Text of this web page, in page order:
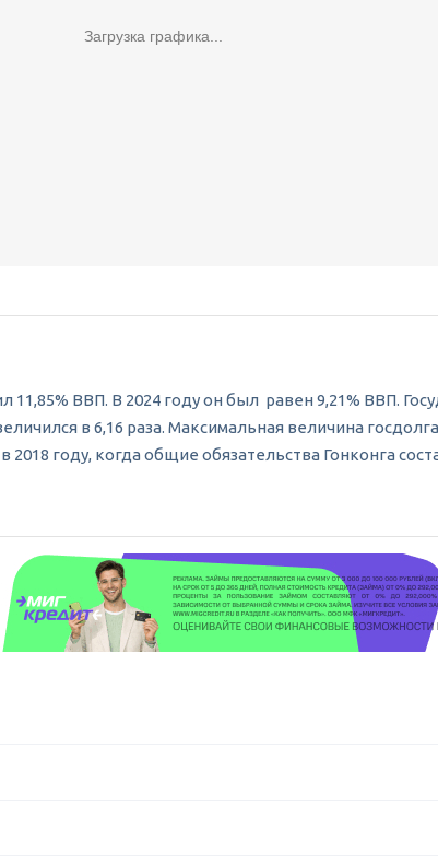
Загрузка графика...
ВВП. В 2024 году он был равен 9,21% ВВП.
в 6,16 раза. Максимальная величина
году, когда общие обязательства Гонконга